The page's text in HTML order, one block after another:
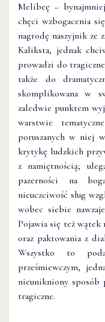
Melibeę –
chęci wzbogacenia
nagrodę naszyjnik ze
Kaliksta, jednak
prowadzi do
także do
skomplikowana w
zaledwie punktem
warstwie
poruszanych w niej
krytykę ludzkich
z namiętnością;
pazerności na
nieuczciwość sług
wobec siebie
Pojawia się też
oraz paktowania z
Wszystko to
prześmiewczym,
nieunikniony sposób
tragiczne.